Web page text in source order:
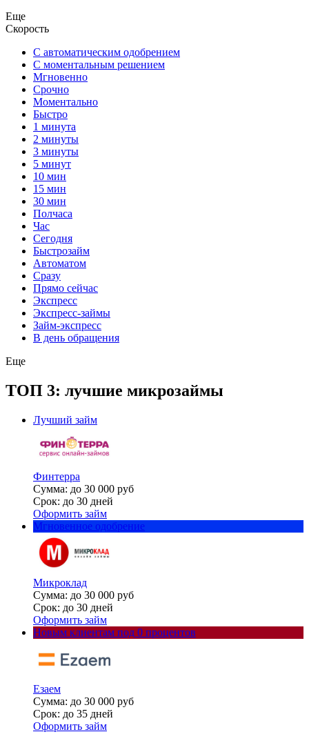
Еще
Скорость
С автоматическим одобрением
С моментальным решением
Мгновенно
Срочно
Моментально
Быстро
1 минута
2 минуты
3 минуты
5 минут
10 мин
15 мин
30 мин
Полчаса
Час
Сегодня
Быстрозайм
Автоматом
Сразу
Прямо сейчас
Экспресс
Экспресс-займы
Займ-экспресс
В день обращения
Еще
ТОП 3: лучшие микрозаймы
Лучший займ
Финтерра
Сумма: до 30 000 руб
Срок: до 30 дней
Оформить займ
Мгновенное одобрение
Микроклад
Сумма: до 30 000 руб
Срок: до 30 дней
Оформить займ
Новым клиентам под 0 процентов
Езаем
Сумма: до 30 000 руб
Срок: до 35 дней
Оформить займ